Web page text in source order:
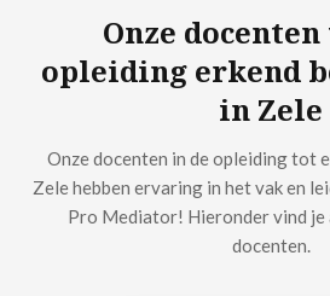
Onze
opleiding erkend
in Zele
Onze docenten in de opleiding tot
Zele hebben ervaring in het vak en
Pro Mediator! Hieronder vind je
docenten.